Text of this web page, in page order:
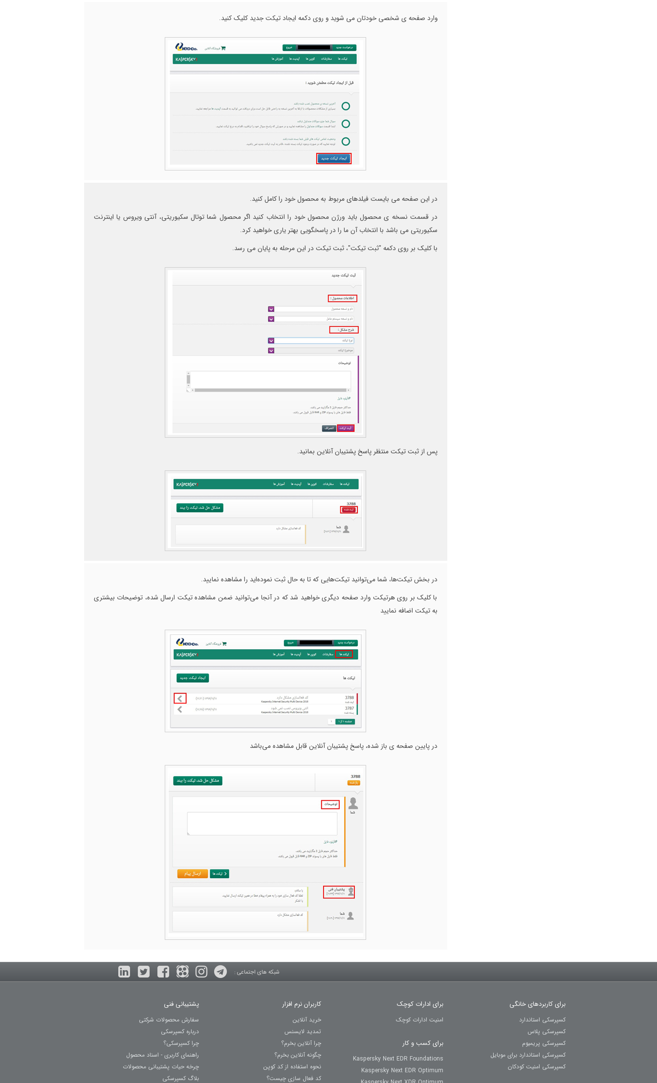
وارد صفحه ی شخصی خودتان می شوید و روی دکمه ایجاد تیکت جدید کلیک کنید.
در این صفحه می بایست فیلدهای مربوط به محصول خود را کامل کنید.
در قسمت نسخه ی محصول باید ورژن محصول خود را انتخاب کنید اگر محصول شما توتال سکیوریتی، آنتی ویروس یا اینترنت
سکیوریتی می باشد با انتخاب آن ما را در پاسخگویی بهتر یاری خواهید کرد.
با کلیک بر روی دکمه "ثبت تیکت"، ثبت تیکت در این مرحله به پایان می رسد.
پس از ثبت تیکت منتظر پاسخ پشتیبان آنلاین بمانید.
در بخش تیکت‌ها، شما می‌توانید تیکت‌هایی که تا به حال ثبت نموده‌اید را مشاهده نمایید.
با کلیک بر روی هرتیکت وارد صفحه دیگری خواهید شد که در آنجا می‌توانید ضمن مشاهده تیکت ارسال شده، توضیحات بیشتری
به تیکت اضافه نمایید
در پایین صفحه ی باز شده، پاسخ پشتیبان آنلاین قابل مشاهده می‌باشد
شبکه های اجتماعی :
برای کاربردهای خانگی
کسپرسکی استاندارد
کسپرسکی پلاس
کسپرسکی پریمیوم
کسپرسکی استاندارد برای موبایل
کسپرسکی امنیت کودکان
برای ادارات کوچک
امنیت ادارات کوچک
برای کسب و کار
Kaspersky Next EDR Foundations
Kaspersky Next EDR Optimum
کاربران نرم افزار
خرید آنلاین
تمدید لایسنس
چرا آنلاین بخرم؟
چگونه آنلاین بخرم؟
نحوه استفاده از کد کوپن
کد فعال سازی چیست؟
پشتیبانی فنی
سفارش محصولات شرکتی
درباره کسپرسکی
چرا کسپرسکی؟
راهنمای کاربری - اسناد محصول
چرخه حیات پشتیبانی محصولات
بلاگ کسپرسکی